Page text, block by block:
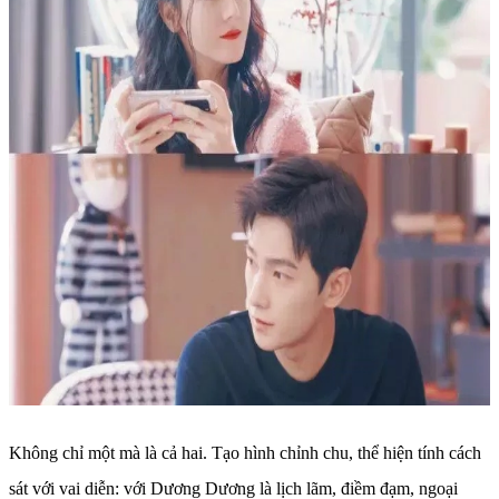
Không chỉ một mà là cả hai. Tạo hình chỉnh chu, thể hiện tính cách
sát với vai diễn: với Dương Dương là lịch lãm, điềm đạm, ngoại